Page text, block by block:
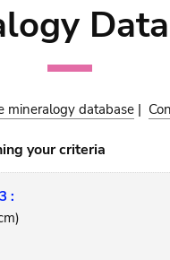
mineralogy database |
your criteria
: